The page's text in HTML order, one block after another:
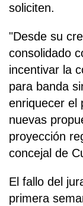
soliciten.
"Desde su
consolidado
incentivar la
para banda
enriquecer el
nuevas
proyección
concejal de
El fallo del
primera